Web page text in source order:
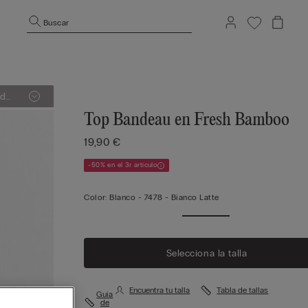
Buscar
Top Bandeau en Fresh Bamboo
19,90 €
-50% en el 3r artículo
Color: Blanco - 7478 - Bianco Latte
Selecciona la talla
Guía
de
Encuentra tu talla Tabla de tallas